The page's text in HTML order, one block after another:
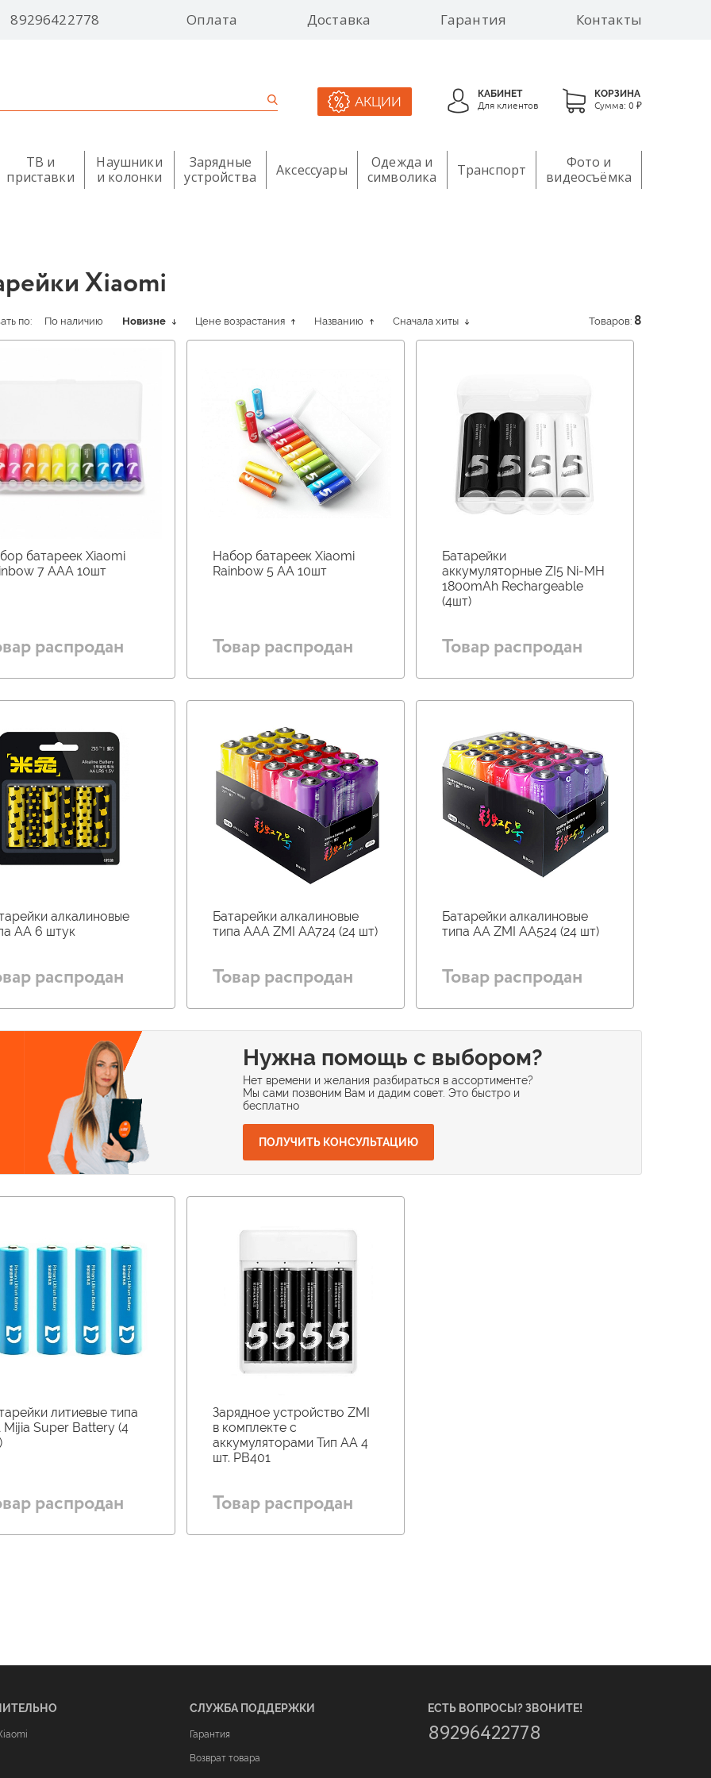
89296422778 Оплата Доставка Гарантия Контакты
АКЦИИ
КАБИНЕТ
Для клиентов
КОРЗИНА
Сумма: 0 ₽
ТВ и
приставки
Наушники
и колонки
Зарядные
устройства
Аксессуары
Одежда и
символика
Транспорт
Фото и
видеосъёмка
Xiaomi
по: По наличию Новизне Цене возрастания Названию Сначала хиты Товаров: 8
батареек Xiaomi
7 AAA 10шт
распродан
Набор батареек Xiaomi
Rainbow 5 AA 10шт
Товар распродан
Батарейки
аккумуляторные ZI5 Ni-MH
1800mAh Rechargeable
(4шт)
Товар распродан
алкалиновые
АА 6 штук
распродан
Батарейки алкалиновые
типа AAA ZMI AA724 (24 шт)
Товар распродан
Батарейки алкалиновые
типа AA ZMI AA524 (24 шт)
Товар распродан
Нужна помощь с выбором?
Нет времени и желания разбираться в ассортименте?
Мы сами позвоним Вам и дадим совет. Это быстро и
бесплатно
ПОЛУЧИТЬ КОНСУЛЬТАЦИЮ
литиевые типа
Mijia Super Battery (4
распродан
Зарядное устройство ZMI
в комплекте с
аккумуляторами Тип AA 4
шт. PB401
Товар распродан
СЛУЖБА ПОДДЕРЖКИ
Гарантия
Возврат товара
ЕСТЬ ВОПРОСЫ? ЗВОНИТЕ!
89296422778